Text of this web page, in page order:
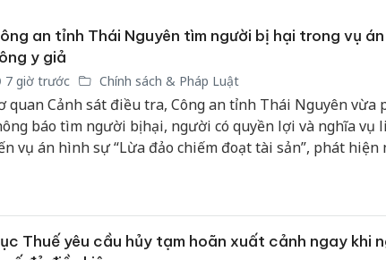
an tỉnh Thái Nguyên tìm người bị hại trong vụ
y giả
7 giờ trước Chính sách & Pháp Luật
quan Cảnh sát điều tra, Công an tỉnh Thái Nguyên vừa
báo tìm người bị hại, người có quyền lợi và nghĩa vụ
vụ án hình sự “Lừa đảo chiếm đoạt tài sản”, phát hiện
Thuế yêu cầu hủy tạm hoãn xuất cảnh ngay khi